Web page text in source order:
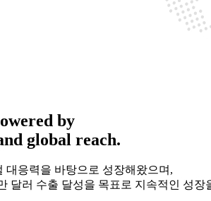
by
global reach.
대응력을 바탕으로 성장해왔으며,
달러 수출 달성을 목표로 지속적인 성장